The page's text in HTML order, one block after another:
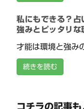
私にもできる？占
強みとピッタリな
才能は環境と強み
続きを読む
コチラの記事も